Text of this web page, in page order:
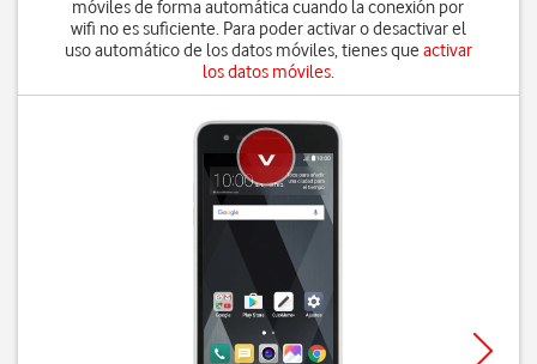
móviles de forma automática cuando la conexión por
wifi no es suficiente. Para poder activar o desactivar el
uso automático de los datos móviles, tienes que activar
los datos móviles.